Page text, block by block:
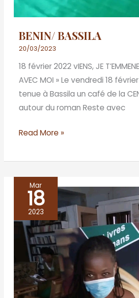
BENIN/ BASSILA
20/03/2023
18 février 2022 vIENS, JE T’EMMENE
AVEC MOI » Le vendredi 18
tenue à Bassila un café de la
autour du roman Reste avec
Read More »
Mar
18
2023
Centre
culturel
Akanga/
Porto-
Novo